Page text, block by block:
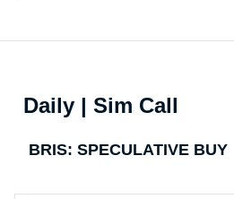
Daily | Sim Call
BRIS: SPECULATIVE BUY